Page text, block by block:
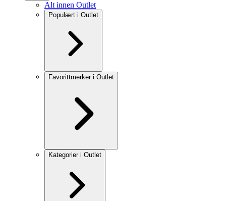
Alt innen Outlet
Populært i Outlet
Favorittmerker i Outlet
Kategorier i Outlet